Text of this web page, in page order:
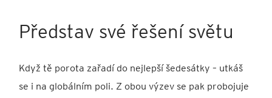
Představ své řešení světu
Když tě porota zařadí do nejlepší šedesátky – utkáš
se i na globálním poli. Z obou výzev se pak probojuje